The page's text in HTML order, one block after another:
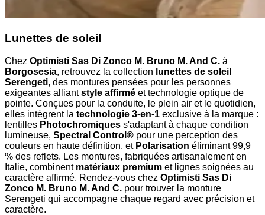
Lunettes de soleil
Chez Optimisti Sas Di Zonco M. Bruno M. And C. à
Borgosesia, retrouvez la collection lunettes de soleil
Serengeti, des montures pensées pour les personnes
exigeantes alliantstyle affirmé et technologie optique de
pointe. Conçues pour la conduite, le plein air et le quotidien,
elles intègrent la technologie 3-en-1 exclusive à la marque :
lentilles Photochromiques s'adaptant à chaque condition
lumineuse, Spectral Control® pour une perception des
couleurs en haute définition, et Polarisation éliminant 99,9
% des reflets. Les montures, fabriquées artisanalement en
Italie, combinent matériaux premium et lignes soignées au
caractère affirmé. Rendez-vous chez Optimisti Sas Di
Zonco M. Bruno M. And C. pour trouver la monture
Serengeti qui accompagne chaque regard avec précision et
caractère.